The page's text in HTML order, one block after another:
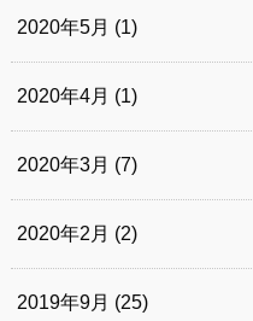
2020年5月 (1)
2020年4月 (1)
2020年3月 (7)
2020年2月 (2)
2019年9月 (25)